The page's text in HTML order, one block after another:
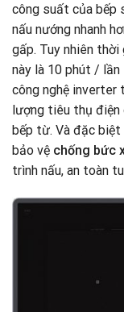
công suất của bếp
nấu nướng nhanh
gấp. Tuy nhiên
này là 10 phút /
công nghệ inverter
lượng tiêu thụ điện
bếp từ. Và đặc
bảo vệ chống bức
trình nấu, an toàn